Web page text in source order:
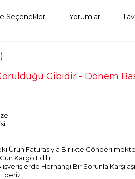
Seçenekleri Yorumlar
Gibidir - Dönem
Ürün Faturasıyla Birlikte
Kargo Edilir.
Herhangi Bir Sorunla